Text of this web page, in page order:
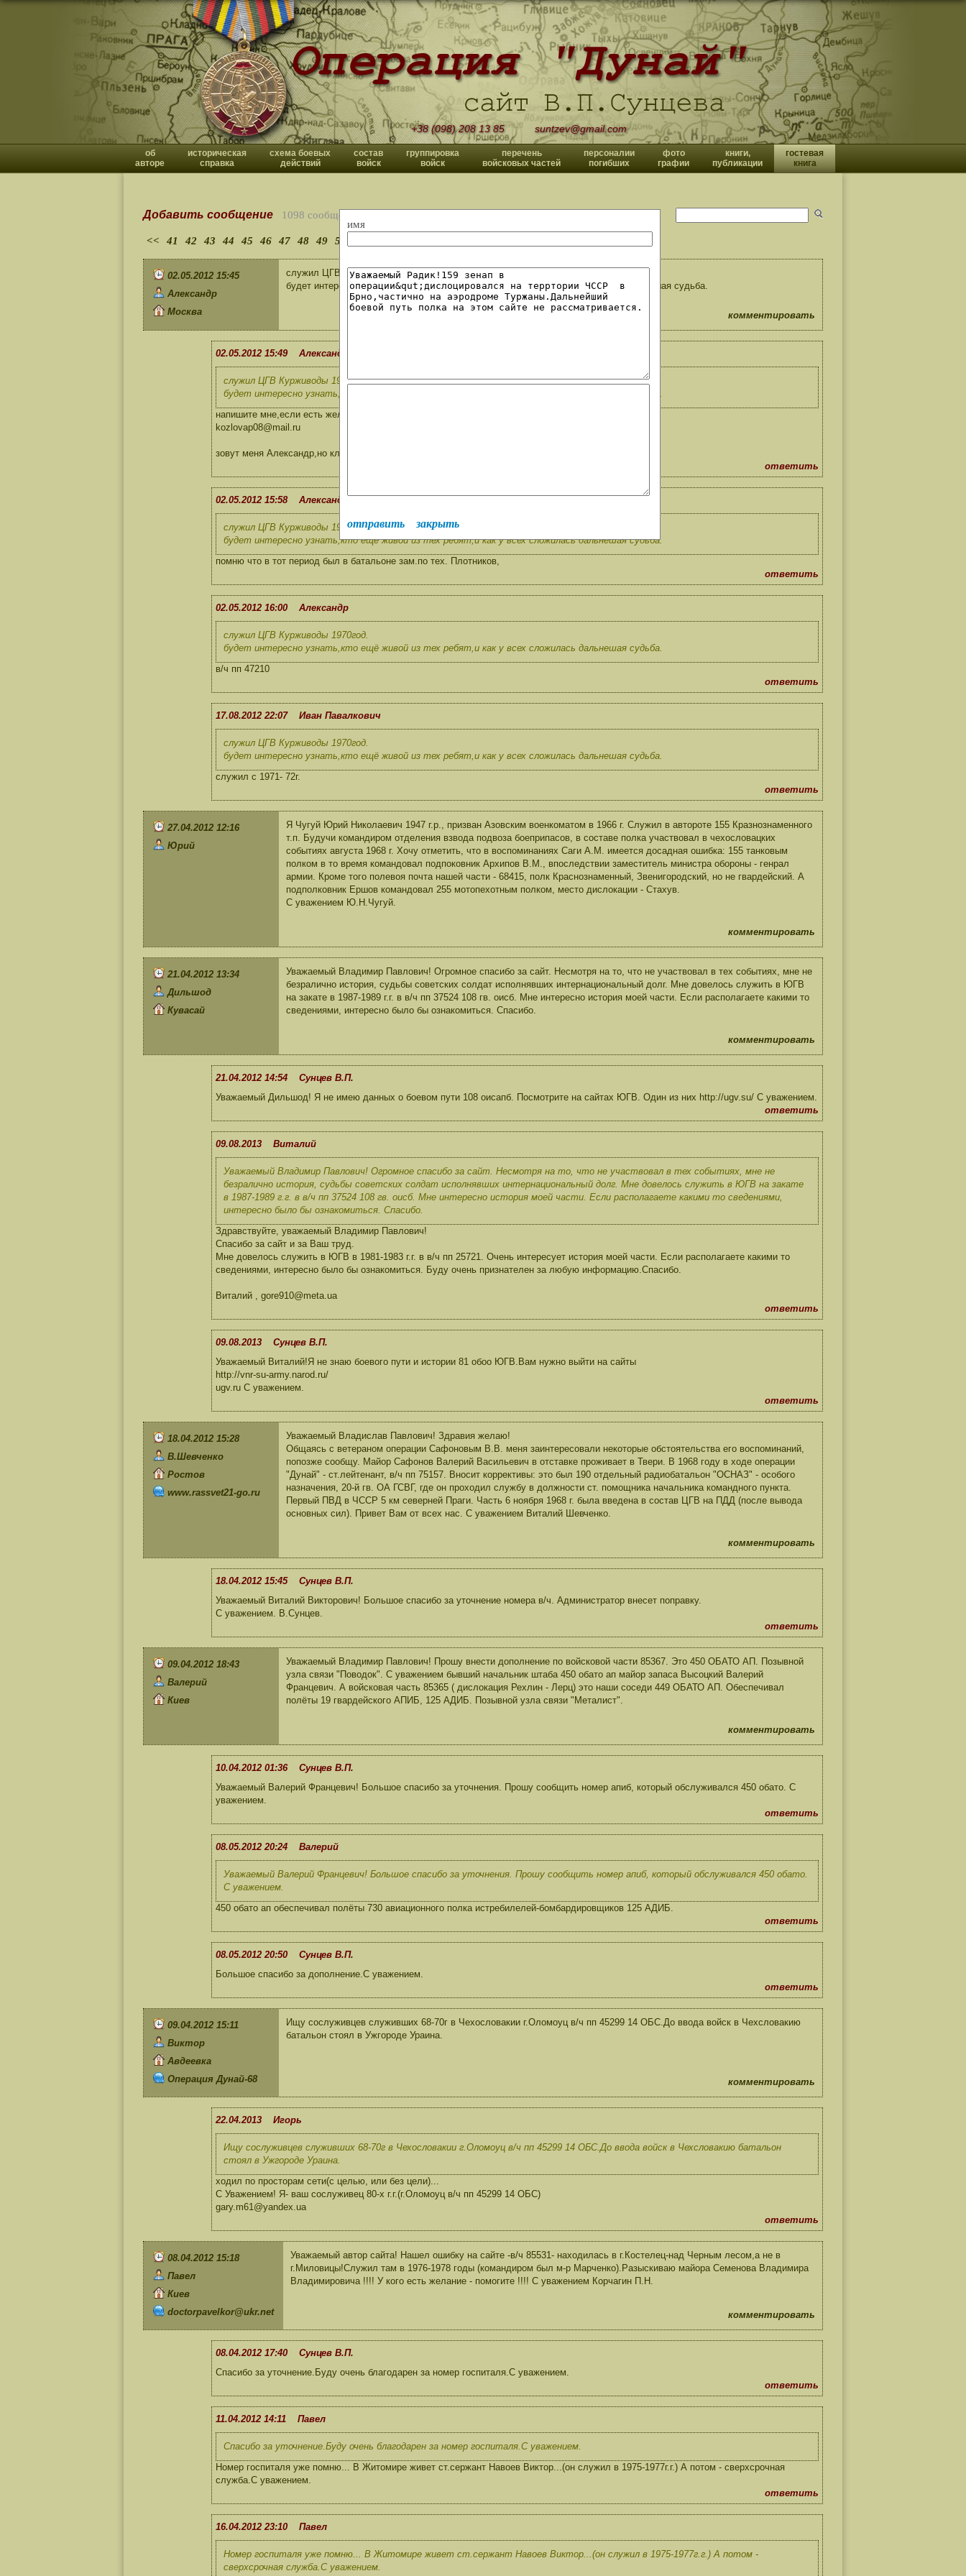
+38 (098) 208 13 85 suntzev@gmail.com
об
авторе
историческая
справка
схема боевых
действий
состав
войск
группировка
войск
перечень
войсковых частей
персоналии
погибших
фото
графии
книги,
публикации
гостевая
книга
имя
отправить закрыть
Добавить сообщение 1098 сообщений
<< 41 42 43 44 45 46 47 48 49 50
02.05.2012 15:45
Александр
Москва
служил ЦГВ Курживоды 1970год.
будет интересно узнать,кто ещё живой из тех ребят,и как у всех сложилась дальнешая судьба.
комментировать
02.05.2012 15:49 Александр
служил ЦГВ Курживоды 1970год.
будет интересно узнать,кто ещё живой из тех ребят,и как у всех сложилась дальнешая судьба.
напишите мне,если есть желание на адрес:
kozlovap08@mail.ru
зовут меня Александр,но кличка была"Муля"
ответить
02.05.2012 15:58 Александр
служил ЦГВ Курживоды 1970год.
будет интересно узнать,кто ещё живой из тех ребят,и как у всех сложилась дальнешая судьба.
помню что в тот период был в батальоне зам.по тех. Плотников,
ответить
02.05.2012 16:00 Александр
служил ЦГВ Курживоды 1970год.
будет интересно узнать,кто ещё живой из тех ребят,и как у всех сложилась дальнешая судьба.
в/ч пп 47210
ответить
17.08.2012 22:07 Иван Павалкович
служил ЦГВ Курживоды 1970год.
будет интересно узнать,кто ещё живой из тех ребят,и как у всех сложилась дальнешая судьба.
служил с 1971- 72г.
ответить
27.04.2012 12:16
Юрий
Я Чугуй Юрий Николаевич 1947 г.р., призван Азовским военкоматом в 1966 г. Служил в автороте 155 Кразнознаменного
т.п. Будучи командиром отделения взвода подвоза боеприпасов, в составе полка участвовал в чехословацких
событиях августа 1968 г. Хочу отметить, что в воспоминаниях Саги А.М. имеется досадная ошибка: 155 танковым
полком в то время командовал подпоковник Архипов В.М., впоследствии заместитель министра обороны - генрал
армии. Кроме того полевоя почта нашей части - 68415, полк Краснознаменный, Звенигородский, но не гвардейский. А
подполковник Ершов командовал 255 мотопехотным полком, место дислокации - Стахув.
С уважением Ю.Н.Чугуй.
комментировать
21.04.2012 13:34
Дильшод
Кувасай
Уважаемый Владимир Павлович! Огромное спасибо за сайт. Несмотря на то, что не участвовал в тех событиях, мне не
безралично история, судьбы советских солдат исполнявших интернациональный долг. Мне довелось служить в ЮГВ
на закате в 1987-1989 г.г. в в/ч пп 37524 108 гв. оисб. Мне интересно история моей части. Если располагаете какими то
сведениями, интересно было бы ознакомиться. Спасибо.
комментировать
21.04.2012 14:54 Сунцев В.П.
Уважаемый Дильшод! Я не имею данных о боевом пути 108 оисапб. Посмотрите на сайтах ЮГВ. Один из них http://ugv.su/ С уважением.
ответить
09.08.2013 Виталий
Уважаемый Владимир Павлович! Огромное спасибо за сайт. Несмотря на то, что не участвовал в тех событиях, мне не
безралично история, судьбы советских солдат исполнявших интернациональный долг. Мне довелось служить в ЮГВ на закате
в 1987-1989 г.г. в в/ч пп 37524 108 гв. оисб. Мне интересно история моей части. Если располагаете какими то сведениями,
интересно было бы ознакомиться. Спасибо.
Здравствуйте, уважаемый Владимир Павлович!
Спасибо за сайт и за Ваш труд.
Мне довелось служить в ЮГВ в 1981-1983 г.г. в в/ч пп 25721. Очень интересует история моей части. Если располагаете какими то
сведениями, интересно было бы ознакомиться. Буду очень признателен за любую информацию.Спасибо.
Виталий , gore910@meta.ua
ответить
09.08.2013 Сунцев В.П.
Уважаемый Виталий!Я не знаю боевого пути и истории 81 обоо ЮГВ.Вам нужно выйти на сайты
http://vnr-su-army.narod.ru/
ugv.ru C уважением.
ответить
18.04.2012 15:28
В.Шевченко
Ростов
www.rassvet21-go.ru
Уважаемый Владислав Павлович! Здравия желаю!
Общаясь с ветераном операции Сафоновым В.В. меня заинтересовали некоторые обстоятельства его воспоминаний,
попозже сообщу. Майор Сафонов Валерий Васильевич в отставке проживает в Твери. В 1968 году в ходе операции
"Дунай" - ст.лейтенант, в/ч пп 75157. Вносит коррективы: это был 190 отдельный радиобатальон "ОСНАЗ" - особого
назначения, 20-й гв. ОА ГСВГ, где он проходил службу в должности ст. помощника начальника командного пункта.
Первый ПВД в ЧССР 5 км северней Праги. Часть 6 ноября 1968 г. была введена в состав ЦГВ на ПДД (после вывода
основных сил). Привет Вам от всех нас. С уважением Виталий Шевченко.
комментировать
18.04.2012 15:45 Сунцев В.П.
Уважаемый Виталий Викторович! Большое спасибо за уточнение номера в/ч. Администратор внесет поправку.
С уважением. В.Сунцев.
ответить
09.04.2012 18:43
Валерий
Киев
Уважаемый Владимир Павлович! Прошу внести дополнение по войсковой части 85367. Это 450 ОБАТО АП. Позывной
узла связи "Поводок". С уважением бывший начальник штаба 450 обато ап майор запаса Высоцкий Валерий
Францевич. А войсковая часть 85365 ( дислокация Рехлин - Лерц) это наши соседи 449 ОБАТО АП. Обеспечивал
полёты 19 гвардейского АПИБ, 125 АДИБ. Позывной узла связи "Металист".
комментировать
10.04.2012 01:36 Сунцев В.П.
Уважаемый Валерий Францевич! Большое спасибо за уточнения. Прошу сообщить номер апиб, который обслуживался 450 обато. С
уважением.
ответить
08.05.2012 20:24 Валерий
Уважаемый Валерий Францевич! Большое спасибо за уточнения. Прошу сообщить номер апиб, который обслуживался 450 обато.
С уважением.
450 обато ап обеспечивал полёты 730 авиационного полка истребилелей-бомбардировщиков 125 АДИБ.
ответить
08.05.2012 20:50 Сунцев В.П.
Большое спасибо за дополнение.С уважением.
ответить
09.04.2012 15:11
Виктор
Авдеевка
Операция Дунай-68
Ищу сослуживцев служивших 68-70г в Чехословакии г.Оломоуц в/ч пп 45299 14 ОБС.До ввода войск в Чехсловакию
батальон стоял в Ужгороде Ураина.
комментировать
22.04.2013 Игорь
Ищу сослуживцев служивших 68-70г в Чехословакии г.Оломоуц в/ч пп 45299 14 ОБС.До ввода войск в Чехсловакию батальон
стоял в Ужгороде Ураина.
ходил по просторам сети(с целью, или без цели)...
С Уважением! Я- ваш сослуживец 80-х г.г.(г.Оломоуц в/ч пп 45299 14 ОБС)
gary.m61@yandex.ua
ответить
08.04.2012 15:18
Павел
Киев
doctorpavelkor@ukr.net
Уважаемый автор сайта! Нашел ошибку на сайте -в/ч 85531- находилась в г.Костелец-над Черным лесом,а не в
г.Миловицы!Служил там в 1976-1978 годы (командиром был м-р Марченко).Разыскиваю майора Семенова Владимира
Владимировича !!!! У кого есть желание - помогите !!!! С уважением Корчагин П.Н.
комментировать
08.04.2012 17:40 Сунцев В.П.
Спасибо за уточнение.Буду очень благодарен за номер госпиталя.С уважением.
ответить
11.04.2012 14:11 Павел
Спасибо за уточнение.Буду очень благодарен за номер госпиталя.С уважением.
Номер госпиталя уже помню... В Житомире живет ст.сержант Навоев Виктор...(он служил в 1975-1977г.г.) А потом - сверхсрочная
служба.С уважением.
ответить
16.04.2012 23:10 Павел
Номер госпиталя уже помню... В Житомире живет ст.сержант Навоев Виктор...(он служил в 1975-1977г.г.) А потом -
сверхсрочная служба.С уважением.